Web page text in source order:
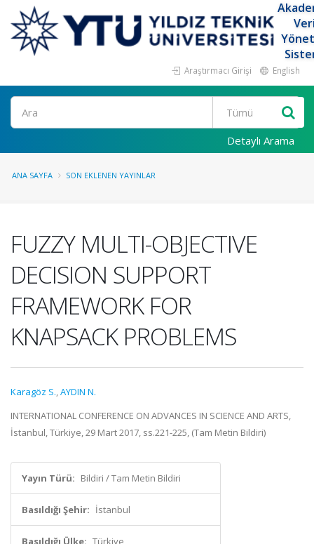
Araştırmacı Girişi English
Ara
Detaylı Arama
ANA SAYFA SON EKLENEN YAYINLAR
FUZZY MULTI-OBJECTIVE
DECISION SUPPORT
FRAMEWORK FOR
KNAPSACK PROBLEMS
Karagöz S.,AYDIN N.
INTERNATIONAL CONFERENCE ON ADVANCES IN SCIENCE AND ARTS,
İstanbul, Türkiye, 29 Mart 2017, ss.221-225, (Tam Metin Bildiri)
Yayın Türü: Bildiri / Tam Metin Bildiri
Basıldığı Şehir: İstanbul
Basıldığı Ülke: Türkiye